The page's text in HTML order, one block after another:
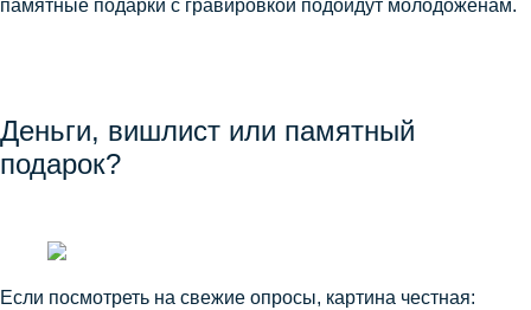
памятные подарки с гравировкой подойдут молодоженам.
Деньги, вишлист или памятный
подарок?
Если посмотреть на свежие опросы, картина честная: